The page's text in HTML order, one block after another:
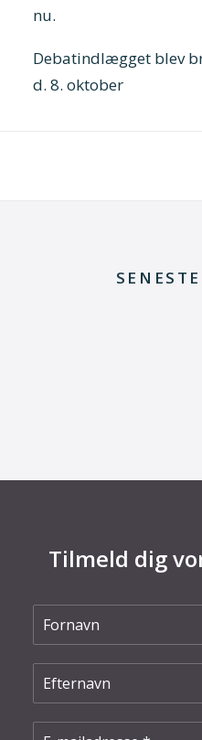
nu.
Debatindlægget blev
d. 8. oktober
Tilmeld dig